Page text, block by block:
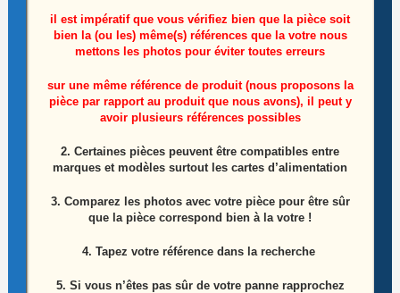
Ensemble vis et pates de fixation Téléphone
Lire la suite
il est impératif que vous vérifiez bien que la pièce soit
bien la (ou les) même(s) références que la votre nous
mettons les photos pour éviter toutes erreurs
sur une même référence de produit (nous proposons la
pièce par rapport au produit que nous avons), il peut y
avoir plusieurs références possibles
2. Certaines pièces peuvent être compatibles entre
marques et modèles surtout les cartes d’alimentation
3. Comparez les photos avec votre pièce pour être sûr
que la pièce correspond bien à la votre !
4. Tapez votre référence dans la recherche
5. Si vous n’êtes pas sûr de votre panne rapprochez